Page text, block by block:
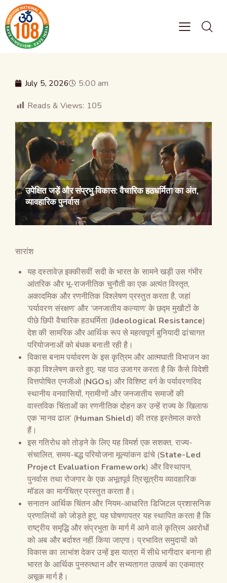
July 5, 2026
5:00 am
Reads & Views: 105
उपेक्षित जड़ें और संप्रभु विकास: वैचारिक हठधर्मिता का अंत,
व्यावहारिक पुनर्वास
सारांश
यह दस्तावेज़ इक्कीसवीं सदी के भारत के सामने खड़ी उस गंभीर
आंतरिक और भू-राजनीतिक चुनौती का एक अत्यंत विस्तृत,
अकादमिक और रणनीतिक विश्लेषण प्रस्तुत करता है, जहां
‘पर्यावरण संरक्षण’ और ‘जनजातीय कल्याण’ के छद्म मुखौटों के
पीछे छिपी वैचारिक हठधर्मिता (Ideological Resistance)
देश की सामरिक और आर्थिक रूप से महत्वपूर्ण बुनियादी ढांचागत
परियोजनाओं को बंधक बनाती रही है।
विकास बनाम पर्यावरण के इस कृत्रिम और आत्मघाती विभाजन का
कड़ा विश्लेषण करते हुए, यह पाठ उजागर करता है कि कैसे विदेशी
वित्तपोषित एनजीओ (NGOs) और विशिष्ट वर्ग के पर्यावरणविद
स्थानीय वनवासियों, ग्रामीणों और जनजातीय समाजों की
वास्तविक चिंताओं का रणनीतिक दोहन कर उन्हें राज्य के खिलाफ
एक ‘मानव ढाल’ (Human Shield) की तरह इस्तेमाल करते
हैं।
इस गतिरोध को तोड़ने के लिए यह विमर्श एक सशक्त, राज्य-
संचालित, समय-बद्ध परियोजना मूल्यांकन ढांचे (State-Led
Project Evaluation Framework) और विस्थापन,
पुनर्वास तथा रोजगार के एक अभूतपूर्व त्रिसूत्रीय व्यावहारिक
मॉडल का मार्गचित्र प्रस्तुत करता है।
सनातन आर्थिक चिंतन और नियम-आधारित डिजिटल प्रशासनिक
प्रणालियों को जोड़ते हुए, यह घोषणापत्र यह स्थापित करता है कि
राष्ट्रीय समृद्धि और संप्रभुता के मार्ग में आने वाले कृत्रिम अवरोधों
को अब और बर्दाश्त नहीं किया जाएगा। प्रभावित समुदायों को
विकास का लाभांश देकर उन्हें इस यात्रा में सीधे भागीदार बनाना ही
भारत के आर्थिक पुनरुत्थान और सभ्यतागत उत्कर्ष का एकमात्र
अचूक मार्ग है।